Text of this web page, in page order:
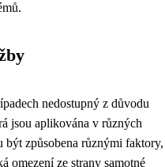
nedostupný z důvodu
jsou aplikována v různých
být způsobena různými faktory,
omezení ze strany samotné